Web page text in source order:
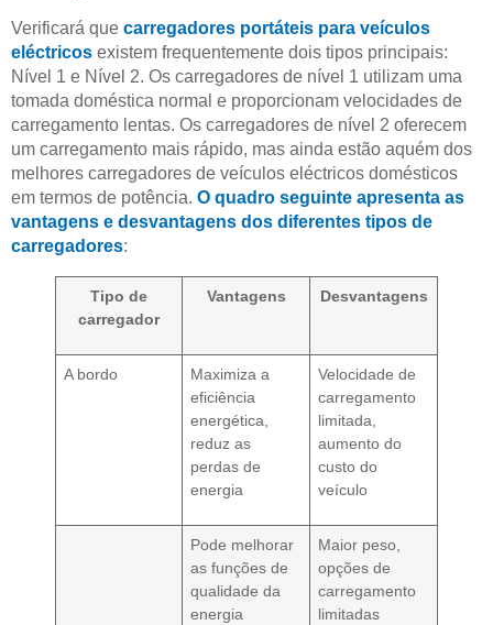
Verificará que carregadores portáteis para veículos
eléctricos existem frequentemente dois tipos principais:
Nível 1 e Nível 2. Os carregadores de nível 1 utilizam uma
tomada doméstica normal e proporcionam velocidades de
carregamento lentas. Os carregadores de nível 2 oferecem
um carregamento mais rápido, mas ainda estão aquém dos
melhores carregadores de veículos eléctricos domésticos
em termos de potência. O quadro seguinte apresenta as
vantagens e desvantagens dos diferentes tipos de
carregadores:
Tipo de
carregador
Vantagens Desvantagens
A bordo
Maximiza a
eficiência
energética,
reduz as
perdas de
energia
Velocidade de
carregamento
limitada,
aumento do
custo do
veículo
Pode melhorar
as funções de
qualidade da
energia
Maior peso,
opções de
carregamento
limitadas